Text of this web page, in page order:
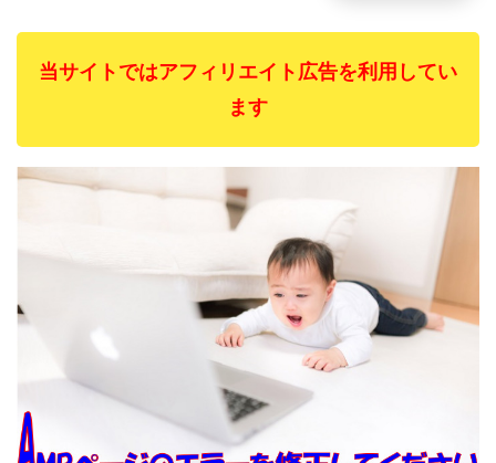
当サイトではアフィリエイト広告を利用してい
ます